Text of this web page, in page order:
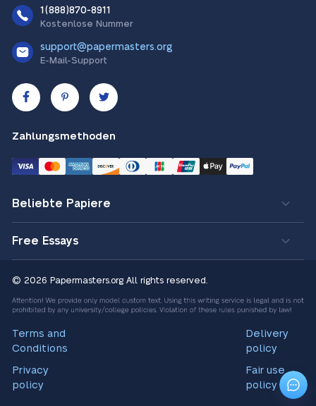
1(888)870-8911
Kostenlose Nummer
support@papermasters.org
E-Mail-Support
Zahlungsmethoden
Beliebte Papiere
Free Essays
© 2026 Papermasters.org All rights reserved.
Terms and
Conditions
Privacy
policy
Delivery
policy
Fair use
policy